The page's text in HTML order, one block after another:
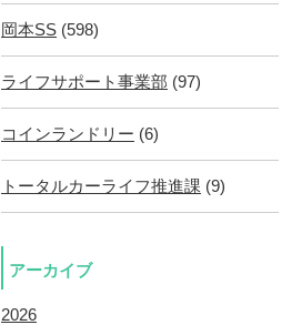
岡本SS (598)
ライフサポート事業部 (97)
コインランドリー (6)
トータルカーライフ推進課 (9)
アーカイブ
2026